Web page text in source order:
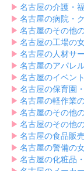
▶︎ 名古屋の介護・
▶︎ 名古屋の病院・
▶︎ 名古屋のその他
▶︎ 名古屋の工場の
▶︎ 名古屋の人材サ
▶︎ 名古屋のアパレ
▶︎ 名古屋のイベン
▶︎ 名古屋の保育園
▶︎ 名古屋の軽作業
▶︎ 名古屋のその他
▶︎ 名古屋のその他
▶︎ 名古屋の食品販
▶︎ 名古屋の警備の
▶︎ 名古屋の化粧品